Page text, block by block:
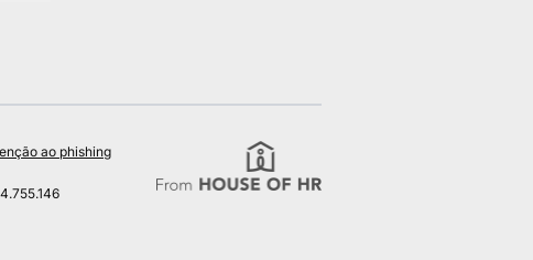
ao phishing